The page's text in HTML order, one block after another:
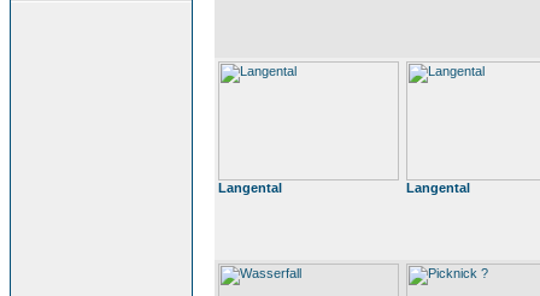
Langental Langental